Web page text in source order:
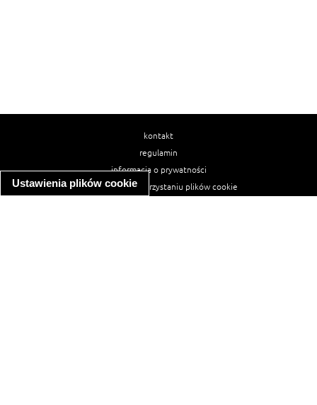
Ustawienia plików cookie
kontakt
regulamin
informacja o prywatności
informacja o wykorzystaniu plików cookie